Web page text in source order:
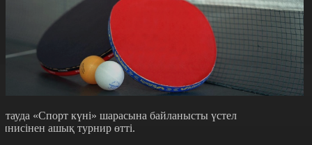
«Спорт күні» шарасына байланысты үстел
ашық турнир өтті.